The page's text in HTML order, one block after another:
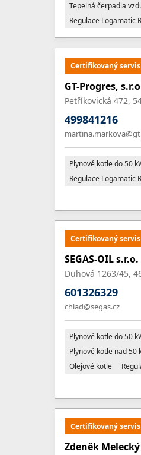
Tepelná čerpadla
Regulace Logamatic
Certifikovaný servis
GT-Progres,
Petříkovická 472,
499841216
Plynové kotle do 50
Regulace Logamatic
Certifikovaný servis
SEGAS-OIL s.r.o.
Duhová 1263/45,
601326329
chlad@segas.cz
Plynové kotle do 50
Plynové kotle nad
Olejové kotle
Certifikovaný servis
Zdeněk Melecký